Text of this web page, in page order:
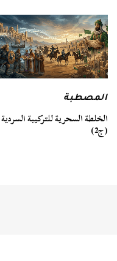
المصطبة
الخلطة السحرية للتركيبة السردية
(ج2)